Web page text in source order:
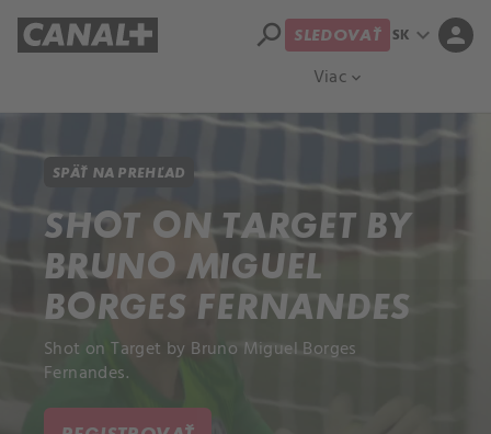
Viac expand_more
search SLEDOVAŤ SK expand_more person
SPÄŤ NA PREHĽAD
SHOT ON TARGET BY
BRUNO MIGUEL
BORGES FERNANDES
Shot on Target by Bruno Miguel Borges
Fernandes.